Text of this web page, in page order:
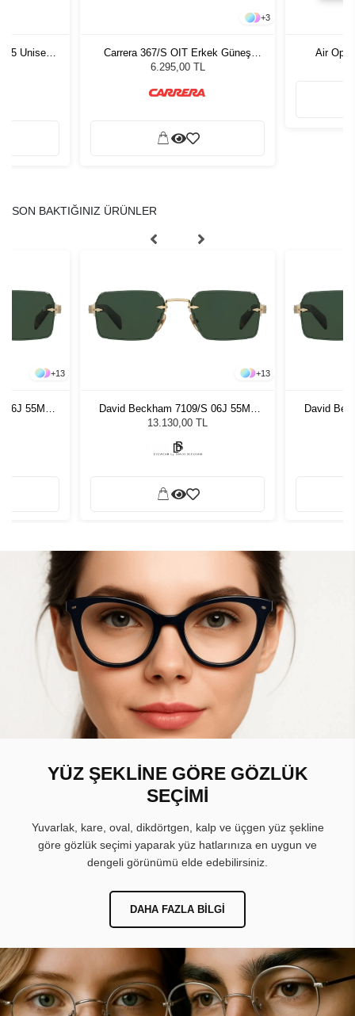
55 Unisex
+3
Carrera 367/S OIT Erkek Güneş
Gözlüğü
6.295,00 TL
Air
SON BAKTIĞINIZ ÜRÜNLER
+13
55MT
+13
David Beckham 7109/S 06J 55MT
Unisex Güneş Gözlüğü
13.130,00 TL
David
YÜZ ŞEKLİNE GÖRE GÖZLÜK
SEÇİMİ
Yuvarlak, kare, oval, dikdörtgen, kalp ve üçgen yüz şekline
göre gözlük seçimi yaparak yüz hatlarınıza en uygun ve
dengeli görünümü elde edebilirsiniz.
DAHA FAZLA BILGI